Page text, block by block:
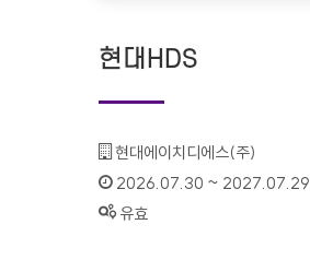
현대HDS
기관명 :
현대에이치디에스(주)
인증기간 :
2026.07.30 ~ 2027.07.29
상태 :
유효